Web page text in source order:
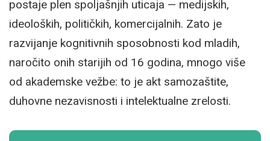
postaje plen spoljašnjih uticaja — medijskih,
ideoloških, političkih, komercijalnih. Zato je
razvijanje kognitivnih sposobnosti kod mladih,
naročito onih starijih od 16 godina, mnogo više
od akademske vežbe: to je akt samozaštite,
duhovne nezavisnosti i intelektualne zrelosti.